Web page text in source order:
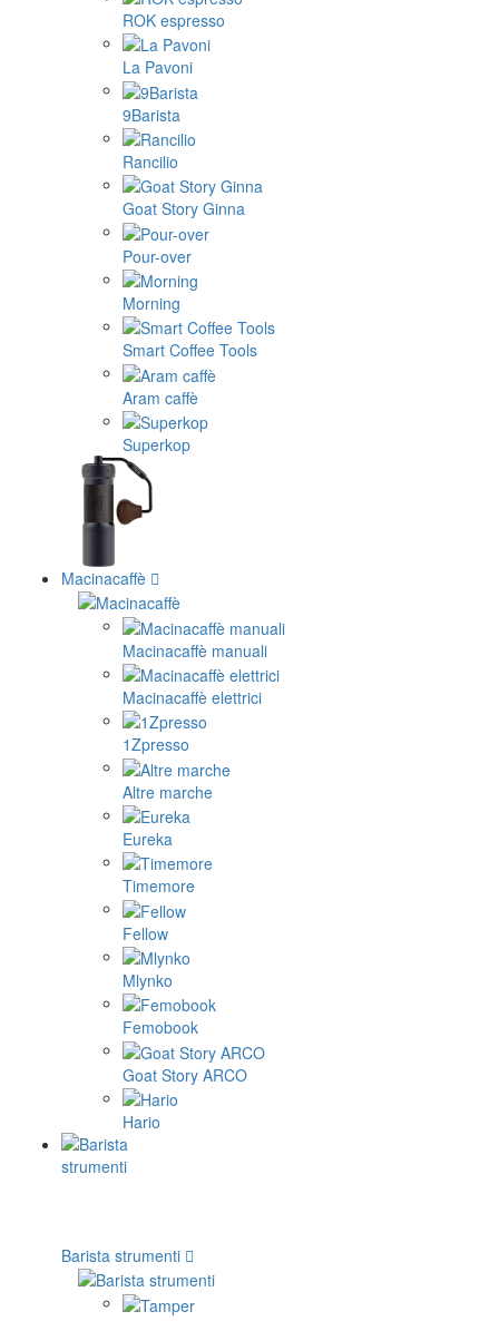
ROK espresso
La Pavoni
9Barista
Rancilio
Goat Story Ginna
Pour-over
Morning
Smart Coffee Tools
Aram caffè
Superkop
Macinacaffè
Macinacaffè manuali
Macinacaffè elettrici
1Zpresso
Altre marche
Eureka
Timemore
Fellow
Mlynko
Femobook
Goat Story ARCO
Hario
Barista strumenti